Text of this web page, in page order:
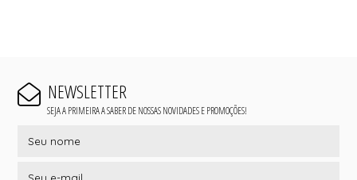
NEWSLETTER
SEJA A PRIMEIRA A SABER DE NOSSAS NOVIDADES E PROMOÇÕES!